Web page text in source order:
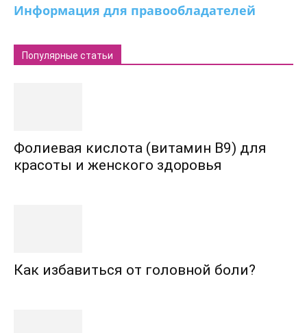
Информация для правообладателей
Популярные статьи
Фолиевая кислота (витамин В9) для
красоты и женского здоровья
Как избавиться от головной боли?